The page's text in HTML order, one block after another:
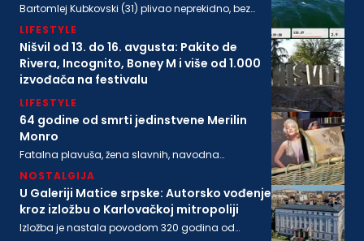
Bartomlej Kubkovski (31) plivao neprekidno, bez
Poljske
LIFESTYLE
Nišvil od 13. do 16. avgusta: Pakito de
Rivera, Incognito, Boney M i više od 1.000
izvođača na festivalu
LIFESTYLE
64 godine od smrti jedinstvene Merilin
Monro
Fatalna plavuša, žena slavnih, navodna
stanu na današnji dan 1962. godine
NOSTALGIJA
U Galeriji Matice srpske: Autorsko vođenje
kroz izložbu o Karlovačkoj mitropoliji
Izložba je nastala povodom 320 godina od